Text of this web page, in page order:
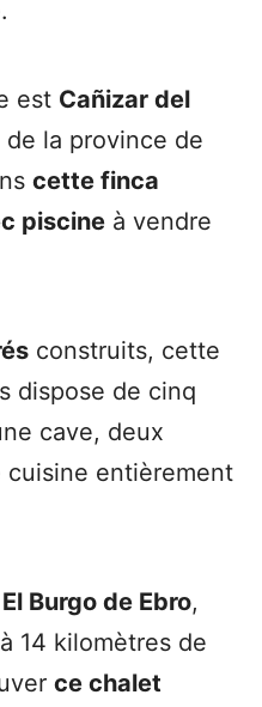
est Cañizar del
la province de
cette finca
piscine à vendre
construits, cette
dispose de cinq
cave, deux
cuisine entièrement
El Burgo de Ebro,
14 kilomètres de
ce chalet